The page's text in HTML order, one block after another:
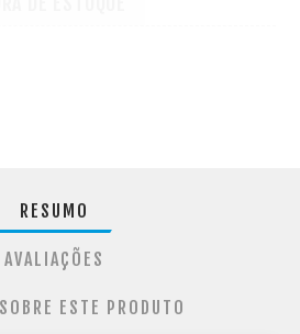
RESUMO
AVALIAÇÕES
ESTE PRODUTO